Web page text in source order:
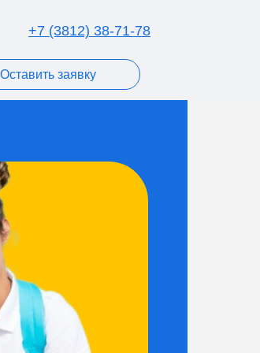
+7 (3812) 38-71-78
Оставить заявку